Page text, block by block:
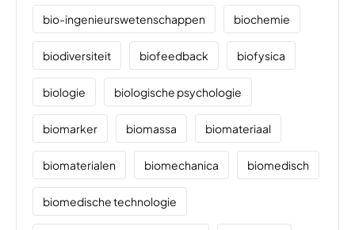
bio-ingenieurswetenschappen biochemie
biodiversiteit biofeedback biofysica
biologie biologische psychologie
biomarker biomassa biomateriaal
biomaterialen biomechanica biomedisch
biomedische technologie